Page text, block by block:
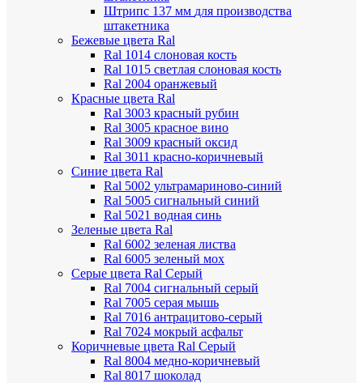
Штрипс 137 мм для производства
штакетника
Бежевые цвета Ral
Ral 1014 слоновая кость
Ral 1015 светлая слоновая кость
Ral 2004 оранжевый
Красные цвета Ral
Ral 3003 красный рубин
Ral 3005 красное вино
Ral 3009 красный оксид
Ral 3011 красно-коричневый
Синие цвета Ral
Ral 5002 ультрамариново-синий
Ral 5005 сигнальный синий
Ral 5021 водная синь
Зеленые цвета Ral
Ral 6002 зеленая листва
Ral 6005 зеленый мох
Серые цвета Ral Серый
Ral 7004 сигнальный серый
Ral 7005 серая мышь
Ral 7016 антрацитово-серый
Ral 7024 мокрый асфальт
Коричневые цвета Ral Серый
Ral 8004 медно-коричневый
Ral 8017 шоколад